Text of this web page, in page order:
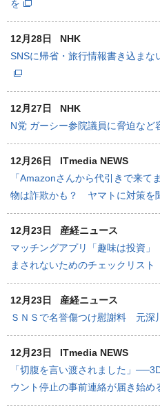
を
12月28日
NHK
SNSに帰省・旅行情報書き込ま
12月27日
NHK
N党 ガーシー参院議員に脅迫など
12月26日
ITmedia NEWS
「Amazonさんから代引きで来
物は詐欺かも？ ヤマトに対策を
12月23日
産経ニュース
マッチングアプリ「趣味は投資
まされないためのチェックリス
12月23日
産経ニュース
ＳＮＳで名誉傷つけ慰謝料 元深
12月23日
ITmedia NEWS
「切腹を言い渡されました」
ウント停止の事前連絡が届き始め